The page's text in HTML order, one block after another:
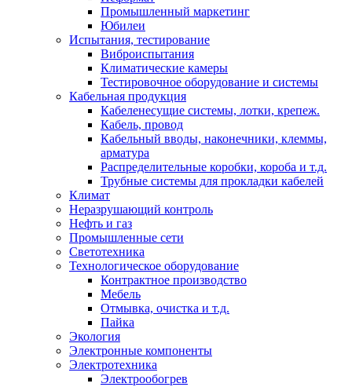
Промышленный маркетинг
Юбилеи
Испытания, тестирование
Виброиспытания
Климатические камеры
Тестировочное оборудование и системы
Кабельная продукция
Кабеленесущие системы, лотки, крепеж.
Кабель, провод
Кабельный вводы, наконечники, клеммы,
арматура
Распределительные коробки, короба и т.д.
Трубные системы для прокладки кабелей
Климат
Неразрушающий контроль
Нефть и газ
Промышленные сети
Светотехника
Технологическое оборудование
Контрактное производство
Мебель
Отмывка, очистка и т.д.
Пайка
Экология
Электронные компоненты
Электротехника
Электрообогрев